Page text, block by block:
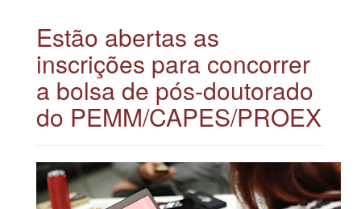
Estão abertas as
inscrições para concorrer
a bolsa de pós-doutorado
do PEMM/CAPES/PROEX